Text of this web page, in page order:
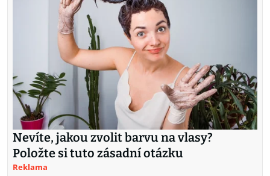
Nevíte, jakou zvolit barvu na vlasy?
Položte si tuto zásadní otázku
Reklama